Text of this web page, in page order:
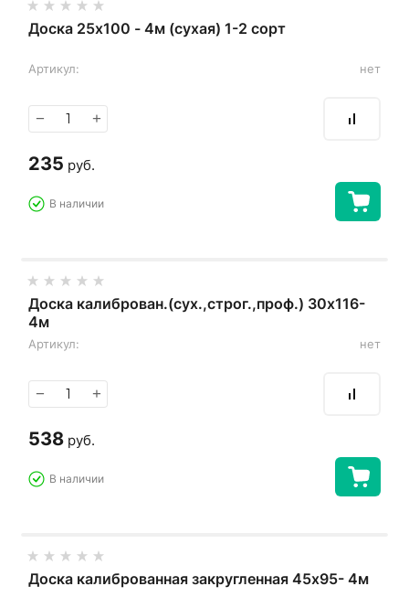
Доска 25х100 - 4м (сухая) 1-2 сорт
Артикул: нет
− +
235 руб.
В наличии
Доска калиброван.(сух.,строг.,проф.) 30х116-
4м
Артикул: нет
− +
538 руб.
В наличии
Доска калиброванная закругленная 45х95- 4м